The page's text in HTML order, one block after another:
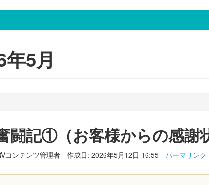
5月
闘記①（お客様からの感謝
コンテンツ管理者 作成日: 2026年5月12日 16:55 パーマリンク